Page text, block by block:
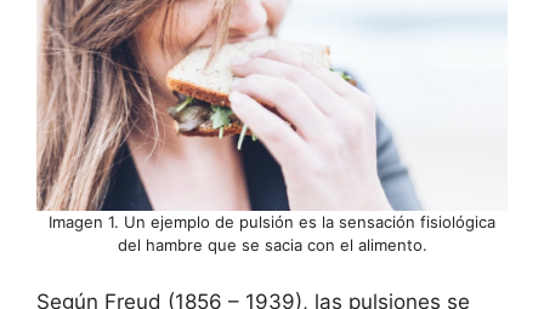
Imagen 1. Un ejemplo de pulsión es la sensación fisiológica
del hambre que se sacia con el alimento.
Según Freud (1856 – 1939), las pulsiones se